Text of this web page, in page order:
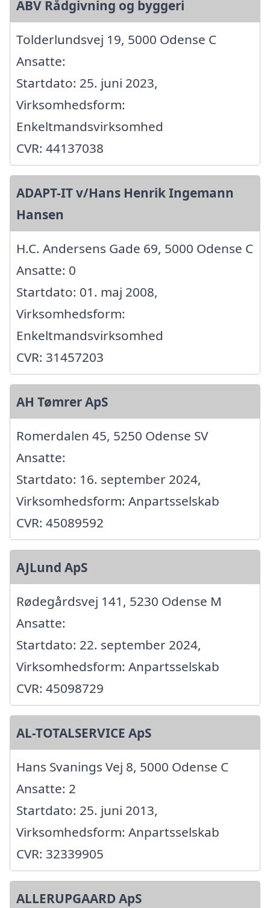
ABV Rådgivning og byggeri
Tolderlundsvej 19, 5000 Odense C
Ansatte:
Startdato: 25. juni 2023,
Virksomhedsform:
Enkeltmandsvirksomhed
CVR: 44137038
ADAPT-IT v/Hans Henrik Ingemann
Hansen
H.C. Andersens Gade 69, 5000 Odense C
Ansatte: 0
Startdato: 01. maj 2008,
Virksomhedsform:
Enkeltmandsvirksomhed
CVR: 31457203
AH Tømrer ApS
Romerdalen 45, 5250 Odense SV
Ansatte:
Startdato: 16. september 2024,
Virksomhedsform: Anpartsselskab
CVR: 45089592
AJLund ApS
Rødegårdsvej 141, 5230 Odense M
Ansatte:
Startdato: 22. september 2024,
Virksomhedsform: Anpartsselskab
CVR: 45098729
AL-TOTALSERVICE ApS
Hans Svanings Vej 8, 5000 Odense C
Ansatte: 2
Startdato: 25. juni 2013,
Virksomhedsform: Anpartsselskab
CVR: 32339905
ALLERUPGAARD ApS